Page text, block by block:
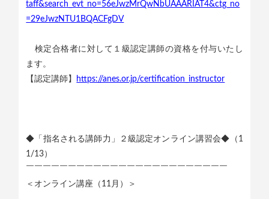
taff&search_evt_no=56eJwzMrQwNbUAAARIAT4&ctg_no
=29eJwzNTU1BQACFgDV
検定合格者に対して１級認定講師の資格を付与いたし
ます。
【認定講師】
https://anes.or.jp/certification_instructor
◆「指名される講師力」２級認定オンライン講習会◆（1
1/13）
￣￣￣￣￣￣￣￣￣￣￣￣￣￣￣￣￣￣￣￣￣￣￣￣
＜オンライン講座（11月）＞